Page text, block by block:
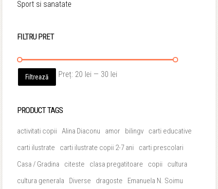
Sport si sanatate
FILTRU PRET
Preț
Preț
Filtrează Preț: 20 lei — 30 lei
PRODUCT TAGS
activitati copii Alina Diaconu amor bilingv
carti educative
carti ilustrate
carti ilustrate copii 2-7 ani
carti prescolari
Casa / Gradina
citeste clasa pregatitoare copii
cultura
cultura generala
Diverse dragoste
Emanuela N. Soimu